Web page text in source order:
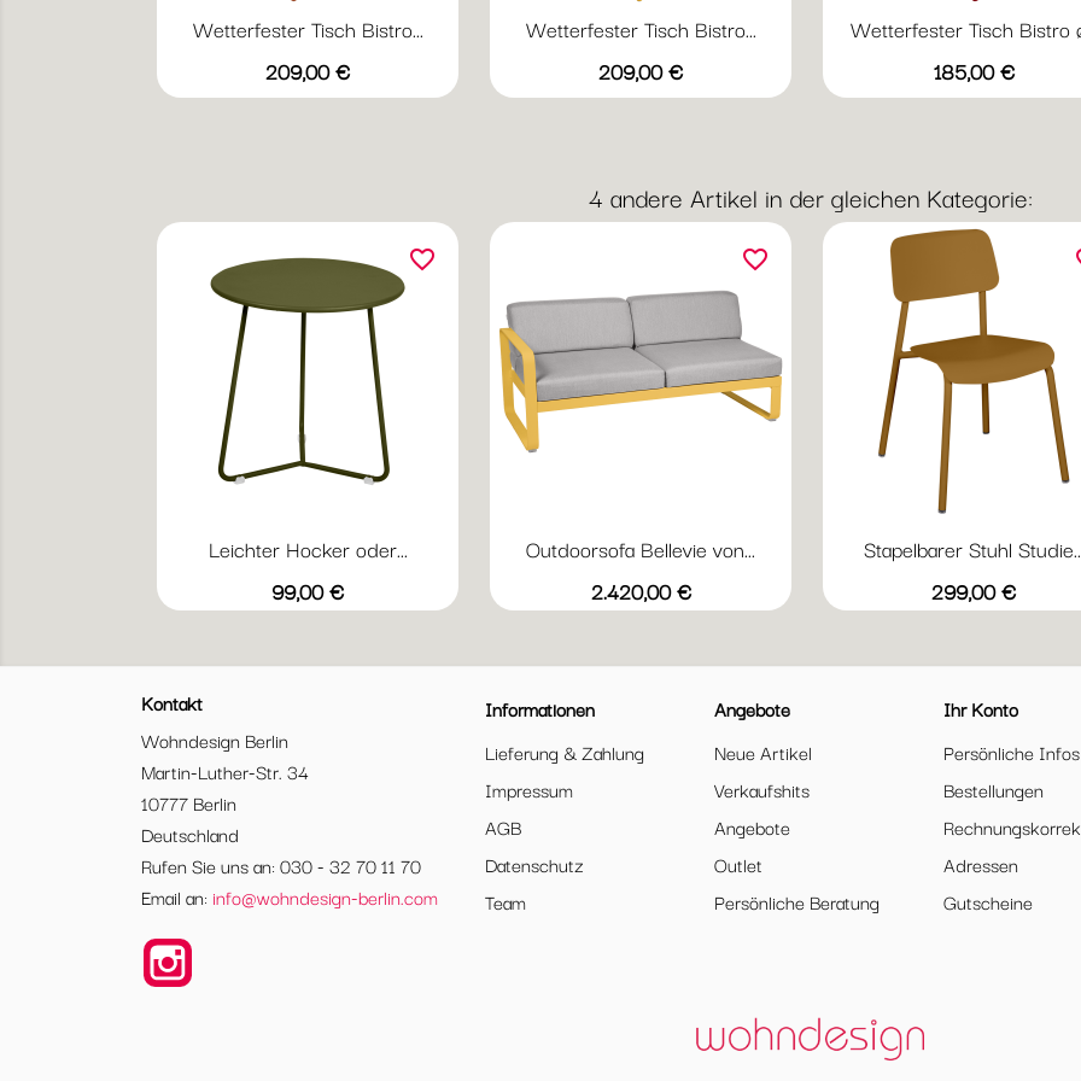
Wetterfester Tisch Bistro...
Preis
209,00 €
Vorschau
AbyssblauAcapulcoblau
Anthrazit
Chili Gewittergrau
Wetterfester Tisch Bistro...
Preis
209,00 €
Vorschau
AbyssblauAcapulcoblau
Anthrazit
Chili Gewittergrau
Wetterfester Tisch Bistro
Preis
185,00 €
Vorschau
AbyssblauAcapulcoblau
Anthrazit
Chili
4 andere Artikel in der gleichen Kategorie:
Leichter Hocker oder...
Preis
99,00 €
Vorschau
AbyssblauAcapulcoblau
Anthrazit
Chili Gewittergrau
favorite_border
Outdoorsofa Bellevie von...
Preis
2.420,00 €
Vorschau
Abyssblaugrauweiß
FlanellgrauAcapulcoblau
Graphitgrau
favorite_border
Stapelbarer Stuhl
Preis
299,00 €
Vorschau
AbyssblauAcapulcoblau
Anthrazit
Chili
Kontakt
Wohndesign Berlin
Martin-Luther-Str. 34
10777 Berlin
Deutschland
Rufen Sie uns an: 030 - 32 70 11 70
Email an: info@wohndesign-berlin.com
Informationen
Lieferung & Zahlung
Impressum
AGB
Datenschutz
Team
Angebote
Neue Artikel
Verkaufshits
Angebote
Outlet
Persönliche Beratung
Ihr Konto
Persönliche Infos
Bestellungen
Adressen
Gutscheine